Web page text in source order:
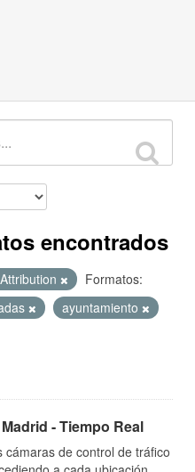
encontrados
Formatos:
ayuntamiento
- Tiempo Real
de control de tráfico